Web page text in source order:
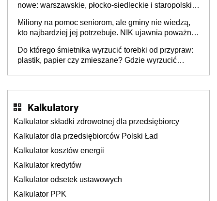
nowe: warszawskie, płocko-siedleckie i staropolskie.
stołecznych
Miliony na pomoc seniorom, ale gminy nie wiedzą,
kto najbardziej jej potrzebuje. NIK ujawnia poważną
Do którego śmietnika wyrzucić torebki od przypraw:
plastik, papier czy zmieszane? Gdzie wyrzucić
Kalkulatory
Kalkulator składki zdrowotnej dla przedsiębiorcy
Kalkulator dla przedsiębiorców Polski Ład
Kalkulator kosztów energii
Kalkulator kredytów
Kalkulator odsetek ustawowych
Kalkulator PPK